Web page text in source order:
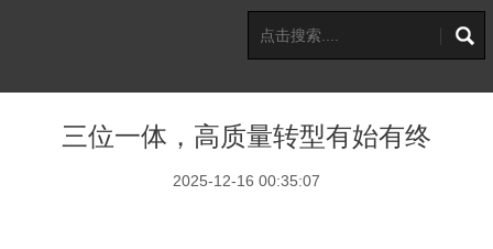
三位一体，高质量转型有始有终
2025-12-16 00:35:07